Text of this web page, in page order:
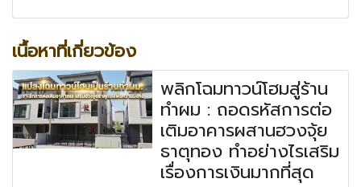
เนื้อหาที่เกี่ยวข้อง
พลิกโฉมทาวน์โฮมสู่ร้าน
ทำผม : ถอดรหัสการต่อ
เติมอาคารผสานฮวงจุ้ย
ธาตุทอง ทำอย่างไรเสริม
เรื่องการเงินมากที่สุด